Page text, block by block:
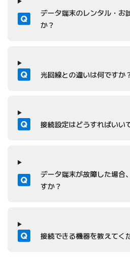
質問
データ端末のレンタル・お
か？
質問 光回線との違いは何ですか
質問 接続設定はどうすればいい
質問
データ端末が故障した場合
すか？
質問 接続できる機器を教えてく